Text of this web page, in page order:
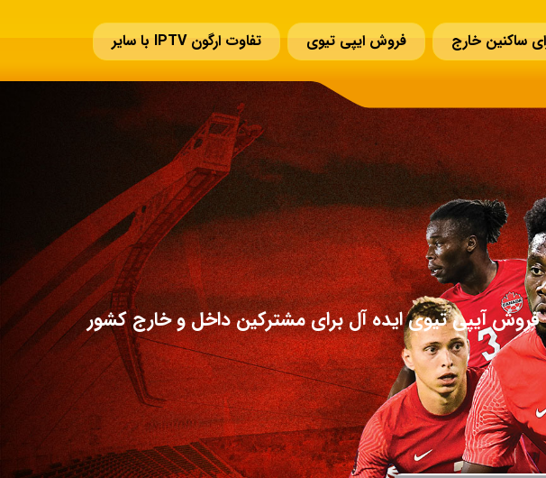
فروش ایپی تیوی تفاوت ارگون IPTV با سایر
تماس با ما
فروش آیپی تیوی ایده آل برای مشترکین داخل و خارج کشور